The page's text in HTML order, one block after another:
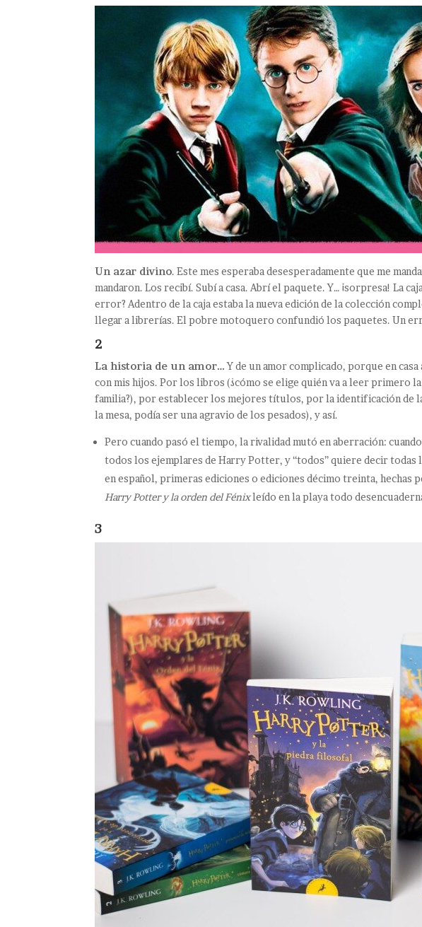
Un azar divino. Este mes esperaba desesperadamente que me
mandaron. Los recibí. Subí a casa. Abrí el paquete. Y… ¡sorpresa! La
error? Adentro de la caja estaba la nueva edición de la colección
llegar a librerías. El pobre motoquero confundió los paquetes. Un
2
La historia de un amor…Y de un amor complicado, porque en
con mis hijos. Por los libros (¿cómo se elige quién va a leer primero
familia?), por establecer los mejores títulos, por la identificación de
la mesa, podía ser una agravio de los pesados), y así.
Pero cuando pasó el tiempo, la rivalidad mutó en aberración:
todos los ejemplares de Harry Potter, y “todos” quiere decir todas
en español, primeras ediciones o ediciones décimo treinta, hechas
Harry Potter y la orden del Fénixleído en la playa todo
3